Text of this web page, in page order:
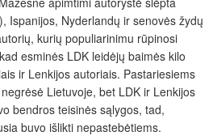
Ispanijos, Nyderlandų ir senovės žydų
kurių populiarinimu rūpinosi
esminės LDK leidėjų baimės kilo
ir Lenkijos autoriais. Pastariesiems
Lietuvoje, bet LDK ir Lenkijos
bendros teisinės sąlygos, tad,
buvo išlikti nepastebėtiems.